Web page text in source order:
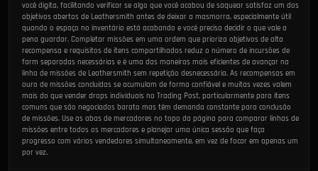
você digita, facilitando verificar se algo que você acabou de saquear satisfaz um dos
objetivos abertos de Leathersmith antes de deixar a masmorra, especialmente útil
quando o espaço no inventário está acabando e você precisa decidir o que vale a
pena guardar. Completar missões em uma ordem que prioriza objetivos de alta
recompensa e requisitos de itens compartilhados reduz o número de incursões de
farm separadas necessárias e é uma das maneiras mais eficientes de avançar na
linha de missões de Leathersmith sem repetição desnecessária. As recompensas em
ouro de missões concluídas se acumulam de forma confiável e muitas vezes valem
mais do que vender drops individuais no Trading Post, particularmente para itens
comuns que são negociados barato mas têm demanda constante para conclusão
de missões. Use as abas de mercadores no topo da página para comparar linhas de
missões entre todos os mercadores e planejar uma única sessão que faça
progresso com vários vendedores simultaneamente, em vez de focar em apenas um
por vez.